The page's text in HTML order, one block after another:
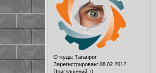
Откуда: Таганрог
Зарегистрирован: 08.02.2012
Приглашений: 0